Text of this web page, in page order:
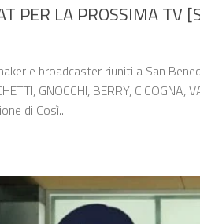
PER LA PROSSIMA TV
e broadcaster riuniti a San
GNOCCHI, BERRY, CICOGNA,
di Così...